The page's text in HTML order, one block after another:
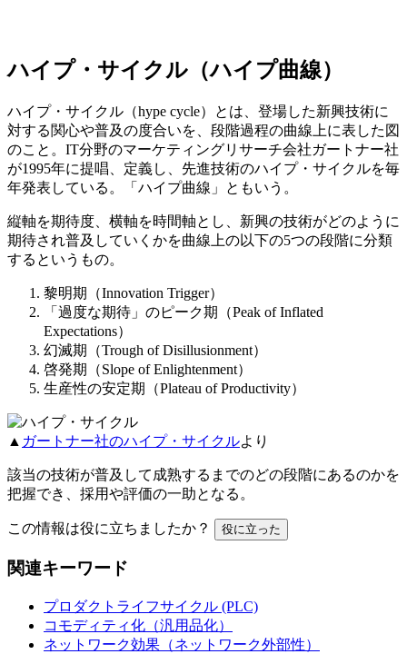
ハイプ・サイクル（ハイプ曲線）
ハイプ・サイクル（hype cycle）とは、登場した新興技術に
対する関心や普及の度合いを、段階過程の曲線上に表した図
のこと。IT分野のマーケティングリサーチ会社ガートナー社
が1995年に提唱、定義し、先進技術のハイプ・サイクルを毎
年発表している。「ハイプ曲線」ともいう。
縦軸を期待度、横軸を時間軸とし、新興の技術がどのように
期待され普及していくかを曲線上の以下の5つの段階に分類
するというもの。
黎明期（Innovation Trigger）
「過度な期待」のピーク期（Peak of Inflated
Expectations）
幻滅期（Trough of Disillusionment）
啓発期（Slope of Enlightenment）
生産性の安定期（Plateau of Productivity）
▲ ガートナー社のハイプ・サイクルより
該当の技術が普及して成熟するまでのどの段階にあるのかを
把握でき、採用や評価の一助となる。
この情報は役に立ちましたか？ 役に立った
関連キーワード
プロダクトライフサイクル (PLC)
コモディティ化（汎用品化）
ネットワーク効果（ネットワーク外部性）